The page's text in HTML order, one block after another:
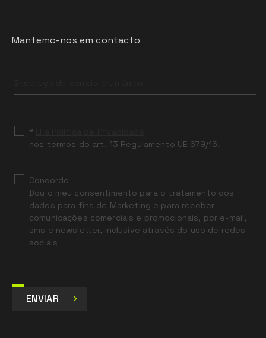
Mantemo-nos em contacto
field
*
nos termos do art. 13 Regulamento UE 679/16.
Concordo
Dou o meu consentimento para o tratamento dos
dados para fins de Marketing e para receber
comunicações comerciais e promocionais, por e-mail,
sms e newsletter, inclusive através do uso de redes
sociais
ENVIAR